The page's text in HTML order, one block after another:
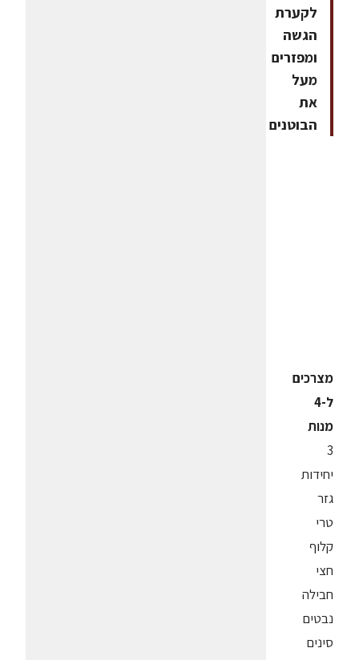
לקערת
הגשה
ומפזרים
מעל
את
הבוטנים
מצרכים
ל-4
מנות
3
יחידות
גזר
טרי
קלוף
חצי
חבילה
נבטים
סינים